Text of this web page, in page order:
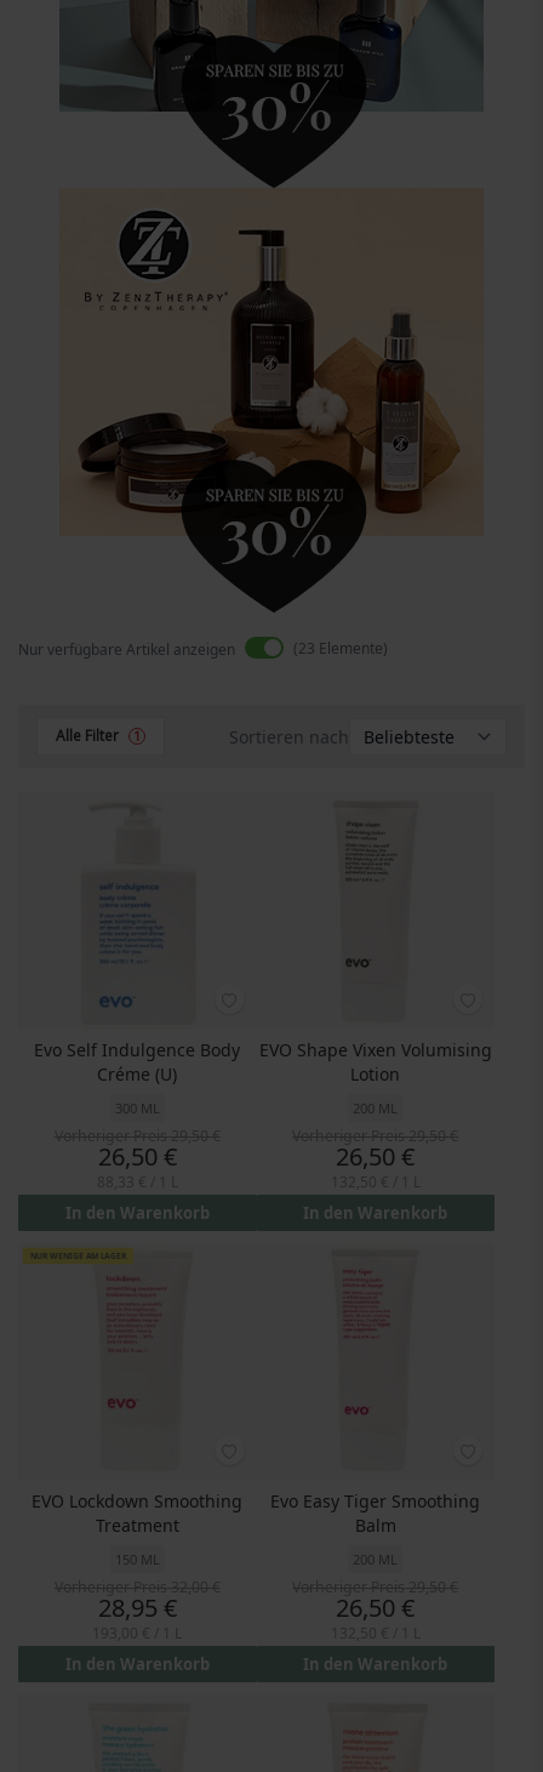
Nur verfügbare Artikel anzeigen 23 Elemente
Alle Filter 1 Sortieren nach
Evo Self Indulgence Body
Créme (U)
300 ML
Preis
26,50 €
In den Warenkorb
EVO Shape Vixen Volumising
Lotion
200 ML
Preis
26,50 €
In den Warenkorb
NUR WENIGE AM LAGER
EVO Lockdown Smoothing
Treatment
150 ML
Preis
28,95 €
In den Warenkorb
Evo Easy Tiger Smoothing
Balm
200 ML
Preis
26,50 €
In den Warenkorb